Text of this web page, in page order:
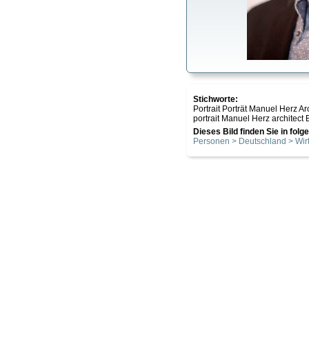
Stichworte:
Portrait Porträt Manuel Herz
portrait Manuel Herz architect
Dieses Bild finden Sie in
Personen > Deutschland >